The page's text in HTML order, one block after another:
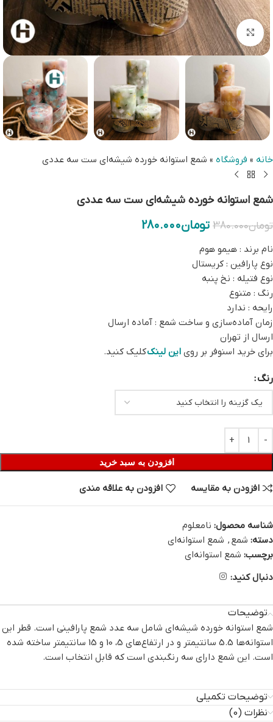
بزرگنمایی تصویر
خانه » فروشگاه » شمع استوانه خورده شیشه‌ای ست سه عددی
شمع استوانه خورده شیشه‌ای ست سه عددی
تومان380.000 تومان280.000
نام برند : هیمو هوم
نوع پارافین : کریستال
نوع فتیله : نخ پنبه
رنگ : متنوع
رایحه : ندارد
زمان آماده‌سازی و ساخت شمع : آماده ارسال
ارسال از تهران
برای خرید اسنوفر بر روی این لینککلیک کنید.
رنگ
افزودن به سبد خرید
افزودن به مقایسه افزودن به علاقه مندی
شناسه محصول: نامعلوم
دسته: شمع , شمع استوانه‌ای
برچسب: شمع استوانه‌ای
دنبال کنید:
توضیحات
شمع استوانه خورده شیشه‌ای شامل سه عدد شمع پارافینی است. قطر این
استوانه‌ها 5.5 سانتیمتر و در ارتفاع‌های 5، 10 و 15 سانتیمتر ساخته شده
است. این شمع دارای سه رنگبندی است که قابل انتخاب است.
توضیحات تکمیلی
نظرات (0)